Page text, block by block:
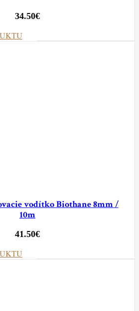
34.50€
vodítko Biothane 8mm /
10m
41.50€